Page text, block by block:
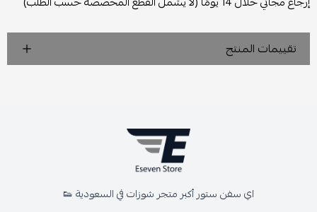
تقييمات المنتج
اي سفن ستور أكبر متجر شوزات في السعودية 👟